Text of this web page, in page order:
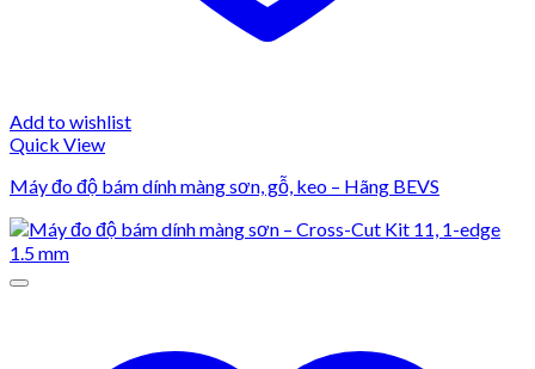
Add to wishlist
Quick View
Máy đo độ bám dính màng sơn, gỗ, keo – Hãng BEVS